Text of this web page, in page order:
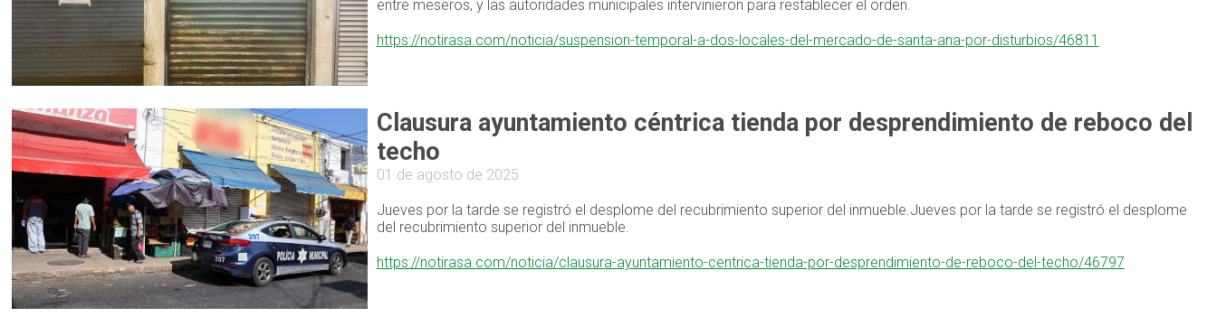
entre meseros, y las autoridades municipales intervinieron para restablecer el orden.
https://notirasa.com/noticia/suspension-temporal-a-dos-locales-del-mercado-de-santa-ana-por-disturbios/46811
Clausura ayuntamiento céntrica tienda por desprendimiento de reboco del
techo
01 de agosto de 2025
Jueves por la tarde se registró el desplome del recubrimiento superior del inmueble.Jueves por la tarde se registró el desplome
del recubrimiento superior del inmueble.
https://notirasa.com/noticia/clausura-ayuntamiento-centrica-tienda-por-desprendimiento-de-reboco-del-techo/46797